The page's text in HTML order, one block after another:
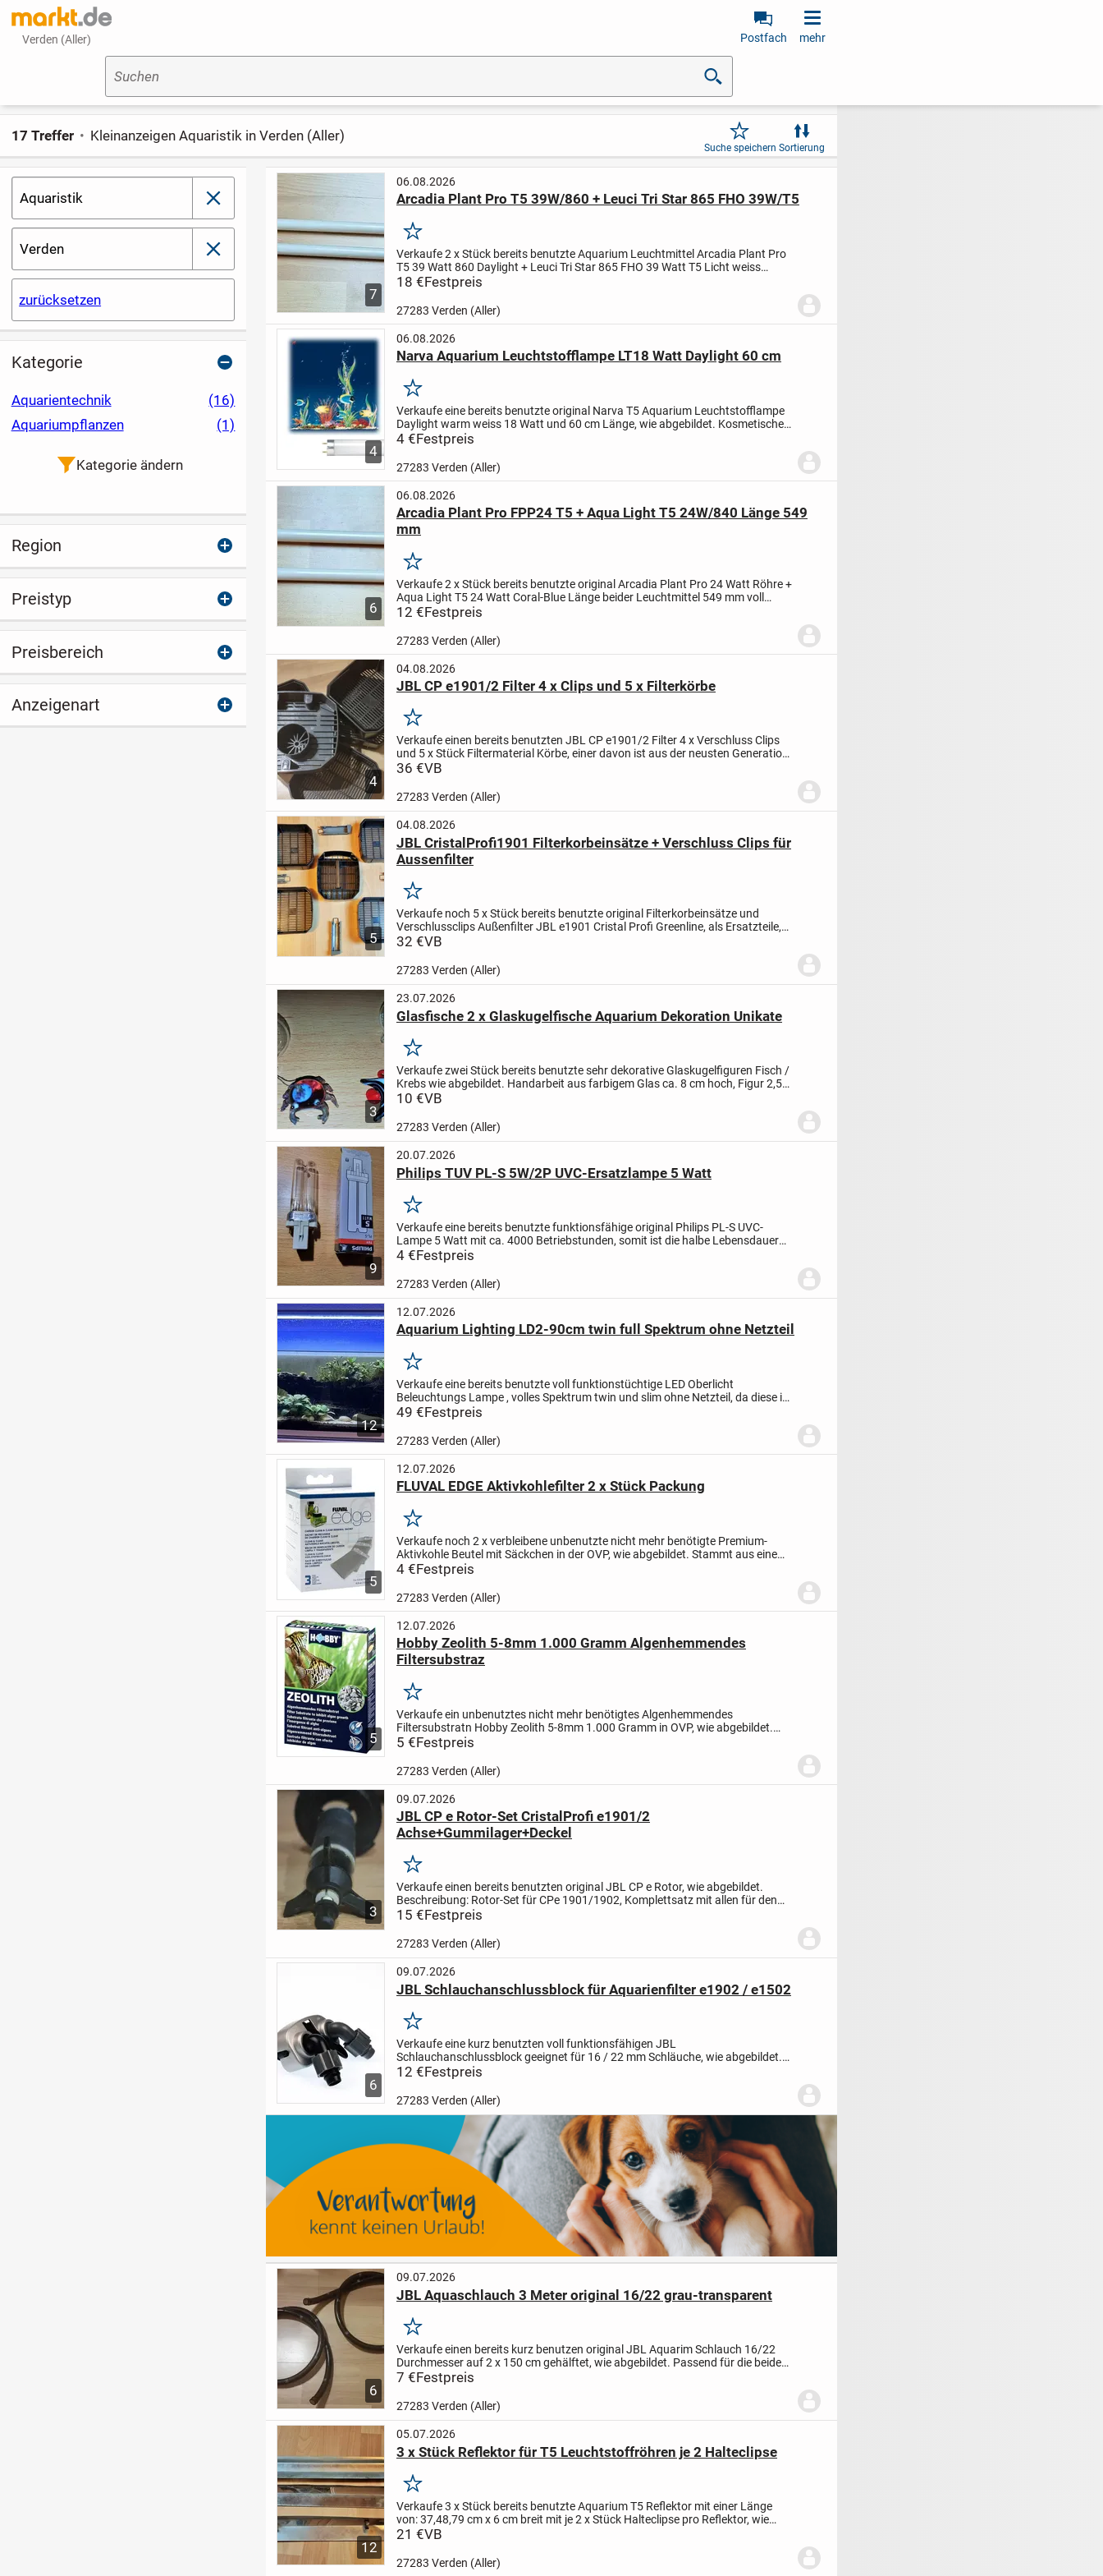
Verden (Aller) Postfach mehr
Suchen
Aquaristik schließen
Verden schließen
zurücksetzen
17 Treffer Kleinanzeigen Aquaristik in Verden (Aller)
Suche speichern Sortierung
7
06.08.2026
Arcadia Plant Pro T5 39W/860 + Leuci Tri Star 865 FHO 39W/T5
Merken
Verkaufe 2 x Stück bereits benutzte Aquarium Leuchtmittel Arcadia Plant Pro
T5 39 Watt 860 Daylight + Leuci Tri Star 865 FHO 39 Watt T5 Licht weiss
Röhre beide voll funktionstüchtig mit eine Länge von...
18 €Festpreis
27283 Verden (Aller)
4
06.08.2026
Narva Aquarium Leuchtstofflampe LT18 Watt Daylight 60 cm
Merken
Verkaufe eine bereits benutzte original Narva T5 Aquarium Leuchtstofflampe
Daylight warm weiss 18 Watt und 60 cm Länge, wie abgebildet. Kosmetischen
Zustand: In einem guten gebrauchten Zustand wie...
4 €Festpreis
27283 Verden (Aller)
6
06.08.2026
Arcadia Plant Pro FPP24 T5 + Aqua Light T5 24W/840 Länge 549
mm
Merken
Verkaufe 2 x Stück bereits benutzte original Arcadia Plant Pro 24 Watt Röhre +
Aqua Light T5 24 Watt Coral-Blue Länge beider Leuchtmittel 549 mm voll
funktionstüchtig, wie abgebildet.
12 €Festpreis
27283 Verden (Aller)
4
04.08.2026
JBL CP e1901/2 Filter 4 x Clips und 5 x Filterkörbe
Merken
Verkaufe einen bereits benutzten JBL CP e1901/2 Filter 4 x Verschluss Clips
und 5 x Stück Filtermaterial Körbe, einer davon ist aus der neusten Generation,
ohne Filtermaterial, wie abgebildet.
36 €VB
27283 Verden (Aller)
5
04.08.2026
JBL CristalProfi1901 Filterkorbeinsätze + Verschluss Clips für
Aussenfilter
Merken
Verkaufe noch 5 x Stück bereits benutzte original Filterkorbeinsätze und
Verschlussclips Außenfilter JBL e1901 Cristal Profi Greenline, als Ersatzteile,
wie abgebildet.
32 €VB
27283 Verden (Aller)
3
23.07.2026
Glasfische 2 x Glaskugelfische Aquarium Dekoration Unikate
Merken
Verkaufe zwei Stück bereits benutzte sehr dekorative Glaskugelfiguren Fisch /
Krebs wie abgebildet. Handarbeit aus farbigem Glas ca. 8 cm hoch, Figur 2,5
cm bis 3 cm groß, Glaskugel Durchmesser 2,8...
10 €VB
27283 Verden (Aller)
9
20.07.2026
Philips TUV PL-S 5W/2P UVC-Ersatzlampe 5 Watt
Merken
Verkaufe eine bereits benutzte funktionsfähige original Philips PL-S UVC-
Lampe 5 Watt mit ca. 4000 Betriebstunden, somit ist die halbe Lebensdauer
verbraucht inklusive OVP, wie abgebildet.
4 €Festpreis
27283 Verden (Aller)
12
12.07.2026
Aquarium Lighting LD2-90cm twin full Spektrum ohne Netzteil
Merken
Verkaufe eine bereits benutzte voll funktionstüchtige LED Oberlicht
Beleuchtungs Lampe , volles Spektrum twin und slim ohne Netzteil, da diese in
meinem Aquarium Technik in der Zeitschaltuhr...
49 €Festpreis
27283 Verden (Aller)
5
12.07.2026
FLUVAL EDGE Aktivkohlefilter 2 x Stück Packung
Merken
Verkaufe noch 2 x verbleibene unbenutzte nicht mehr benötigte Premium-
Aktivkohle Beutel mit Säckchen in der OVP, wie abgebildet. Stammt aus einem
Tierfreien Nichtraucher Haushalt.
4 €Festpreis
27283 Verden (Aller)
5
12.07.2026
Hobby Zeolith 5-8mm 1.000 Gramm Algenhemmendes
Filtersubstraz
Merken
Verkaufe ein unbenutztes nicht mehr benötigtes Algenhemmendes
Filtersubstratn Hobby Zeolith 5-8mm 1.000 Gramm in OVP, wie abgebildet.
Stammt aus einem Tierfreien Nichtraucher Haushalt .
5 €Festpreis
27283 Verden (Aller)
3
09.07.2026
JBL CP e Rotor-Set CristalProfi e1901/2
Achse+Gummilager+Deckel
Merken
Verkaufe einen bereits benutzten original JBL CP e Rotor, wie abgebildet.
Beschreibung: Rotor-Set für CPe 1901/1902, Komplettsatz mit allen für den
Austausch erforderlichen Teilen
15 €Festpreis
27283 Verden (Aller)
6
09.07.2026
JBL Schlauchanschlussblock für Aquarienfilter e1902 / e1502
Merken
Verkaufe eine kurz benutzten voll funktionsfähigen JBL
Schlauchanschlussblock geeignet für 16 / 22 mm Schläuche, wie abgebildet.
Produktbeschreibung:
12 €Festpreis
27283 Verden (Aller)
6
09.07.2026
JBL Aquaschlauch 3 Meter original 16/22 grau-transparent
Merken
Verkaufe einen bereits kurz benutzen original JBL Aquarim Schlauch 16/22
Durchmesser auf 2 x 150 cm gehälftet, wie abgebildet. Passend für die beiden
grossen JBL Aussenfilter 1502 / 1902
7 €Festpreis
27283 Verden (Aller)
12
05.07.2026
3 x Stück Reflektor für T5 Leuchtstoffröhren je 2 Halteclipse
Merken
Verkaufe 3 x Stück bereits benutzte Aquarium T5 Reflektor mit einer Länge
von: 37,48,79 cm x 6 cm breit mit je 2 x Stück Halteclipse pro Reflektor, wie
abgebildet.
21 €VB
27283 Verden (Aller)
Kategorie
Aquarientechnik
(16)
Aquariumpflanzen
(1)
Kategorie ändern
Region
Preistyp
Preisbereich
Anzeigenart